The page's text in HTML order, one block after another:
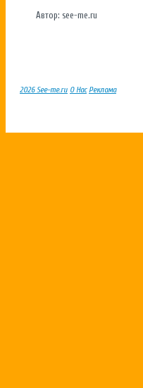
Автор: see-me.ru
2026 See-me.ru О Нас Реклама